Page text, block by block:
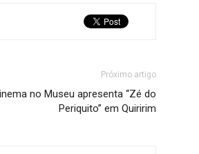
Próximo artigo
no Museu apresenta “Zé do
Periquito” em Quiririm